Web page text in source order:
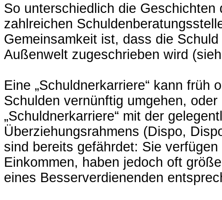
So unterschiedlich die
zahlreichen
Gemeinsamkeit ist, dass die
Außenwelt zugeschrieben wird
Eine „Schuldnerkarriere“ kann
Schulden vernünftig umgehen,
„Schuldnerkarriere“ mit der
Überziehungsrahmens (Dispo,
sind bereits gefährdet: Sie
Einkommen, haben jedoch oft
eines Besserverdienenden